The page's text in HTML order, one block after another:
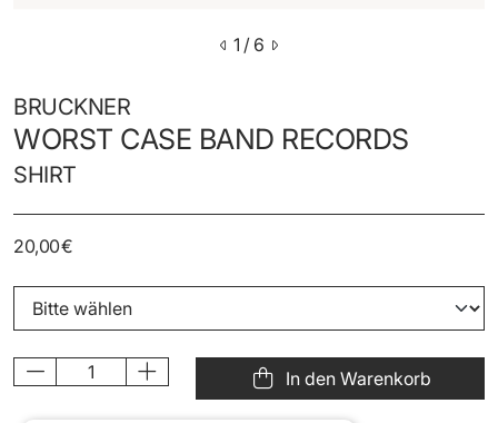
1/ 6
BRUCKNER
WORST CASE BAND RECORDS
SHIRT
20,00 €
In den Warenkorb